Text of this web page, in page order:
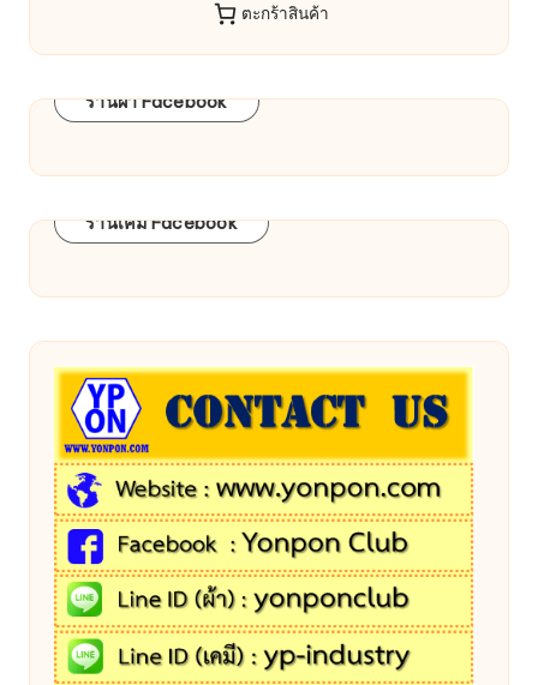
ตะกร้าสินค้า
ร้านผ้า Facebook
ร้านเคมี Facebook